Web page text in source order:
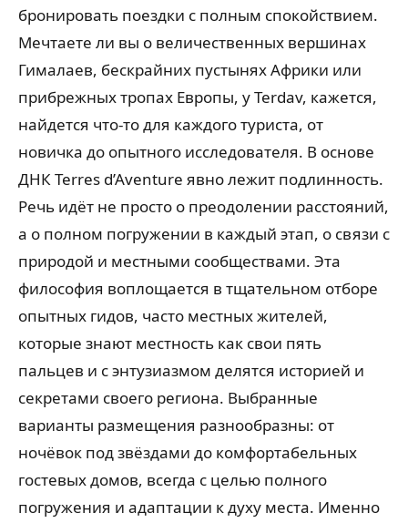
бронировать поездки с полным спокойствием.
Мечтаете ли вы о величественных вершинах
Гималаев, бескрайних пустынях Африки или
прибрежных тропах Европы, у Terdav, кажется,
найдется что-то для каждого туриста, от
новичка до опытного исследователя. В основе
ДНК Terres d’Aventure явно лежит подлинность.
Речь идёт не просто о преодолении расстояний,
а о полном погружении в каждый этап, о связи с
природой и местными сообществами. Эта
философия воплощается в тщательном отборе
опытных гидов, часто местных жителей,
которые знают местность как свои пять
пальцев и с энтузиазмом делятся историей и
секретами своего региона. Выбранные
варианты размещения разнообразны: от
ночёвок под звёздами до комфортабельных
гостевых домов, всегда с целью полного
погружения и адаптации к духу места. Именно